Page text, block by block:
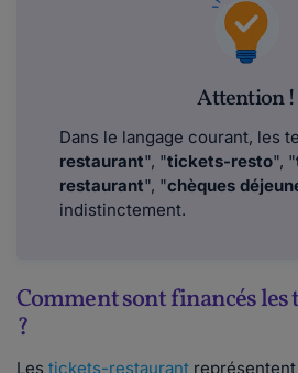
Attention !
Dans le langage courant, les
restaurant", "tickets-resto", "
restaurant", "chèques
indistinctement.
Comment sont financés
?
Les tickets-restaurant représentent